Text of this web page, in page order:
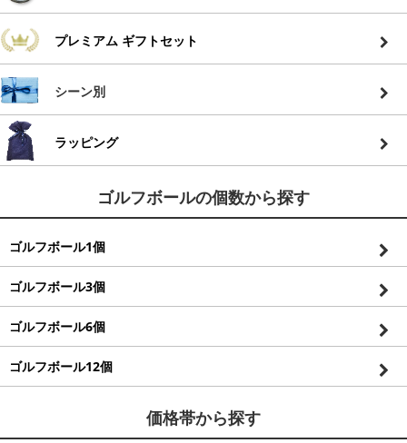
プレミアム ギフトセット
シーン別
ラッピング
ゴルフボールの個数から探す
ゴルフボール1個
ゴルフボール3個
ゴルフボール6個
ゴルフボール12個
価格帯から探す